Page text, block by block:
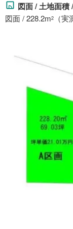
図面 / 土地面積
図面 / 228.2m2 （